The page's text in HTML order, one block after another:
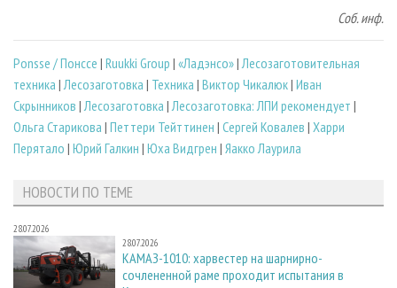
Соб. инф.
Ponsse / Понссе | Ruukki Group | «Ладэнсо»| Лесозаготовительная
техника | Лесозаготовка | Техника | Виктор Чикалюк| Иван
Скрынников | Лесозаготовка | Лесозаготовка: ЛПИ рекомендует |
Ольга Старикова | Петтери Тейттинен | Сергей Ковалев | Харри
Перятало | Юрий Галкин | Юха Видгрен | Яакко Лаурила
НОВОСТИ ПО ТЕМЕ
28.07.2026
28.07.2026
КАМАЗ-1010: харвестер на шарнирно-
сочлененной раме проходит испытания в